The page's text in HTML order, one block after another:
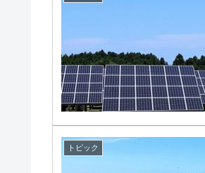
韓国製造業「
【米韓激突案
『Money1』 韓国で猛暑。
『Money1』 韓国型イージス
『Money1』 【対日本円】ウ
『Money1』
韓国政府『
トピック